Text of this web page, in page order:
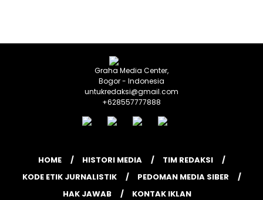
Graha Media Center,
Bogor - Indonesia
untukredaksi@gmail.com
+628557777888
HOME HISTORI MEDIA
TIM REDAKSI
KODE ETIK JURNALISTIK
PEDOMAN MEDIA SIBER
HAK JAWAB
KONTAK IKLAN